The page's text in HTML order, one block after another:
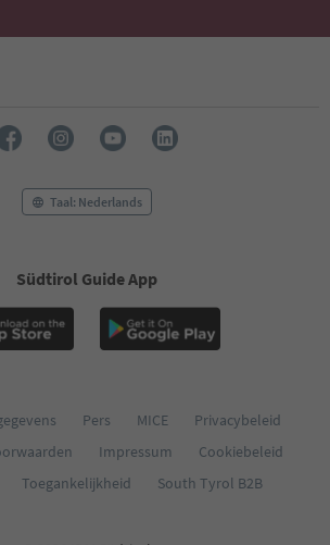
Taal: Nederlands
Südtirol Guide App
Pers MICE
Privacybeleid
Impressum
Cookiebeleid
Toegankelijkheid South Tyrol B2B